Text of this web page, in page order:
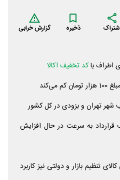
ذخیره گزارش خرابی
اطراف باکد تخفیف اکالا
شهر تهران و بزودی در کل کشور
قرارداد به سرعت در حال افزایش
تنظیم بازار و دولتی نیز کاربرد